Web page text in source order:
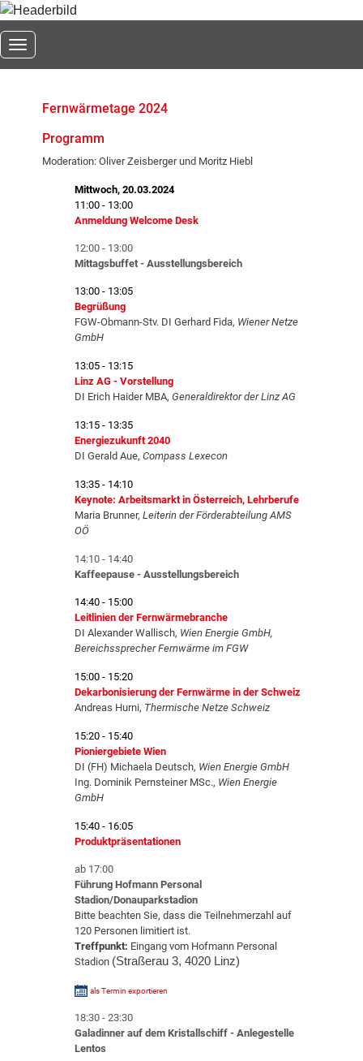
Toggle navigation
Fernwärmetage 2024
Programm
Moderation: Oliver Zeisberger und Moritz Hiebl
Mittwoch, 20.03.2024
11:00 - 13:00
Anmeldung Welcome Desk
12:00 - 13:00
Mittagsbuffet - Ausstellungsbereich
13:00 - 13:05
Begrüßung
FGW-Obmann-Stv. DI Gerhard Fida, Wiener Netze
GmbH
13:05 - 13:15
Linz AG - Vorstellung
DI Erich Haider MBA, Generaldirektor der Linz AG
13:15 - 13:35
Energiezukunft 2040
DI Gerald Aue, Compass Lexecon
13:35 - 14:10
Keynote: Arbeitsmarkt in Österreich, Lehrberufe
Maria Brunner, Leiterin der Förderabteilung AMS
OÖ
14:10 - 14:40
Kaffeepause - Ausstellungsbereich
14:40 - 15:00
Leitlinien der Fernwärmebranche
DI Alexander Wallisch, Wien Energie GmbH,
Bereichssprecher Fernwärme im FGW
15:00 - 15:20
Dekarbonisierung der Fernwärme in der Schweiz
Andreas Hurni, Thermische Netze Schweiz
15:20 - 15:40
Pioniergebiete Wien
DI (FH) Michaela Deutsch, Wien Energie GmbH
Ing. Dominik Pernsteiner MSc., Wien Energie
GmbH
15:40 - 16:05
Produktpräsentationen
ab 17:00
Führung Hofmann Personal
Stadion/Donauparkstadion
Bitte beachten Sie, dass die Teilnehmerzahl auf
120 Personen limitiert ist.
Treffpunkt: Eingang vom Hofmann Personal
Stadion (Straßerau 3, 4020 Linz)
als Termin exportieren
18:30 - 23:30
Galadinner auf dem Kristallschiff - Anlegestelle
Lentos